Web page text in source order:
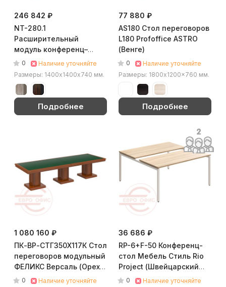
246 842 ₽
NT-280.1
Расширительный
модуль конференц–
стола Мебель Стиль
New.Tone (Дуб
серебристый / стоун)
0
Наличие уточняйте
Размеры: 1400х1400х740 мм.
Подробнее
77 880 ₽
AS180 Стол переговоров
L180 Profoffice ASTRO
(Венге)
0
Наличие уточняйте
Размеры: 1800x1200x760 мм.
Подробнее
1 080 160 ₽
ПК-ВР-СТГ350Х117К Стол
переговоров модульный
ФЕЛИКС Версаль (Орех
Орвието)
0
Наличие уточняйте
36 686 ₽
RP-6+F-50 Конференц-
стол Мебель Стиль Rio
Project (Швейцарский
вяз MS)
0
Наличие уточняйте